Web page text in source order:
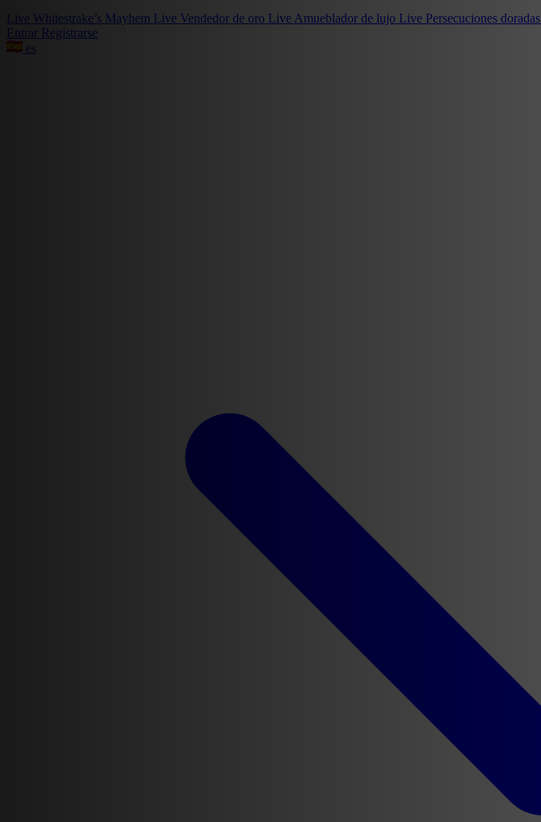
Live Whitestrake’s Mayhem Live Vendedor de oro Live Amueblador de lujo Live Persecuciones doradas
Entrar Registrarse
es